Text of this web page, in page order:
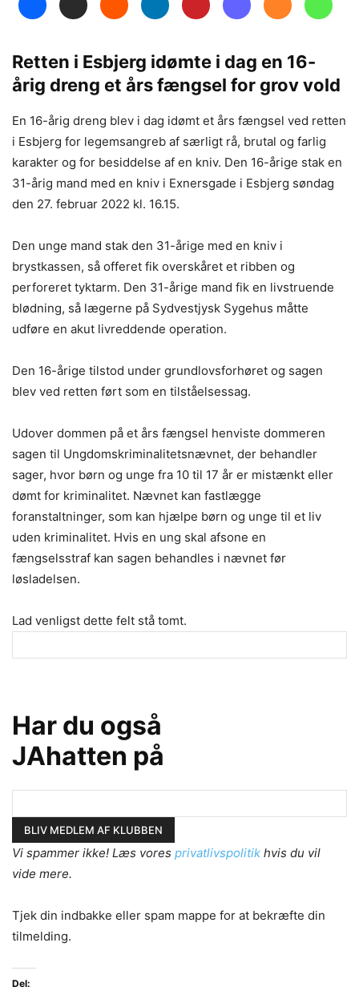
Retten i Esbjerg idømte i dag en 16-
årig dreng et års fængsel for grov vold
En 16-årig dreng blev i dag idømt et års fængsel ved retten
i Esbjerg for legemsangreb af særligt rå, brutal og farlig
karakter og for besiddelse af en kniv. Den 16-årige stak en
31-årig mand med en kniv i Exnersgade i Esbjerg søndag
den 27. februar 2022 kl. 16.15.
Den unge mand stak den 31-årige med en kniv i
brystkassen, så offeret fik overskåret et ribben og
perforeret tyktarm. Den 31-årige mand fik en livstruende
blødning, så lægerne på Sydvestjysk Sygehus måtte
udføre en akut livreddende operation.
Den 16-årige tilstod under grundlovsforhøret og sagen
blev ved retten ført som en tilståelsessag.
Udover dommen på et års fængsel henviste dommeren
sagen til Ungdomskriminalitetsnævnet, der behandler
sager, hvor børn og unge fra 10 til 17 år er mistænkt eller
dømt for kriminalitet. Nævnet kan fastlægge
foranstaltninger, som kan hjælpe børn og unge til et liv
uden kriminalitet. Hvis en ung skal afsone en
fængselsstraf kan sagen behandles i nævnet før
løsladelsen.
Lad venligst dette felt stå tomt.
Har du også
JAhatten på
Vi spammer ikke! Læs vores privatlivspolitik hvis du vil
vide mere.
Tjek din indbakke eller spam mappe for at bekræfte din
tilmelding.
Del: